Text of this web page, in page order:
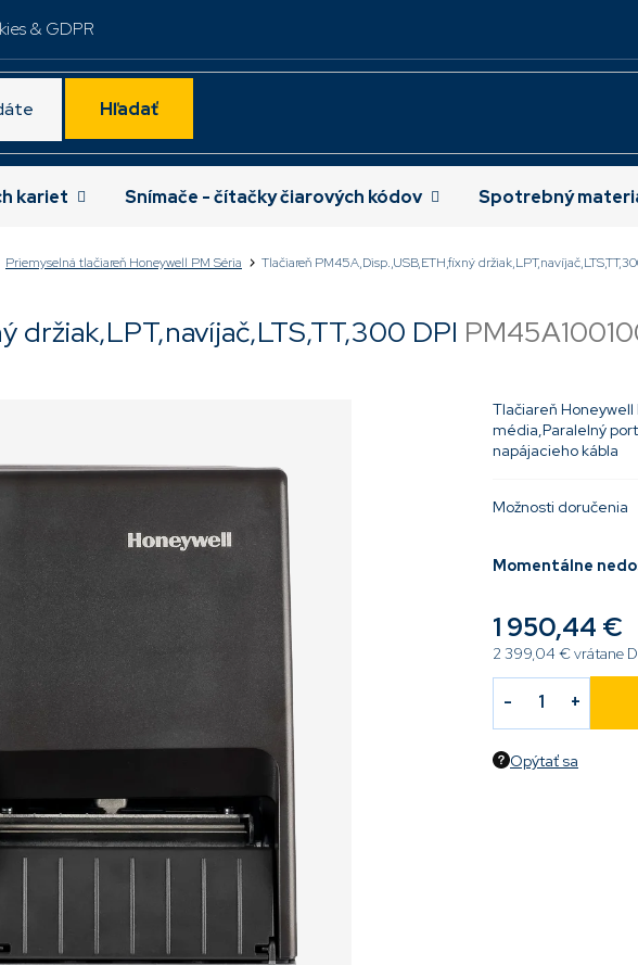
& GDPR
Hľadať
kariet Snímače - čítačky čiarových kódov Spotrebný
Priemyselná tlačiareň Honeywell PM Séria Tlačiareň PM45A,Disp.,USB,ETH,fixný
držiak,LPT,navíjač,LTS,TT,300 DPI
1 950,44 €
2 399,04 € vrátane
Momentálne
Možnosti doručenia
Tlačiareň
média,Paralelný
napájacieho kábla
Opýtať sa